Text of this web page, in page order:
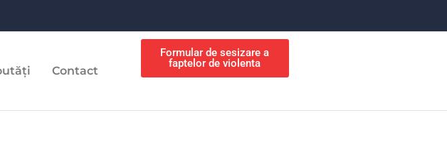
Contact
Formular de sesizare a
faptelor de violenta